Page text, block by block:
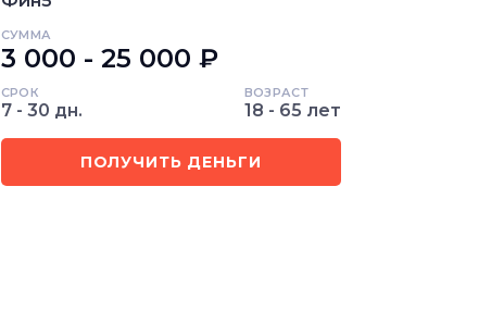
СУММА
3 000 - 25 000 ₽
СРОК
7 - 30 дн.
ВОЗРАСТ
18 - 65 лет
ПОЛУЧИТЬ ДЕНЬГИ